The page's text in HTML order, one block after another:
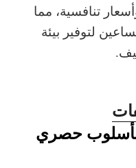
تنافسية، مما
لتوفير بيئة
بأسلوب حصري